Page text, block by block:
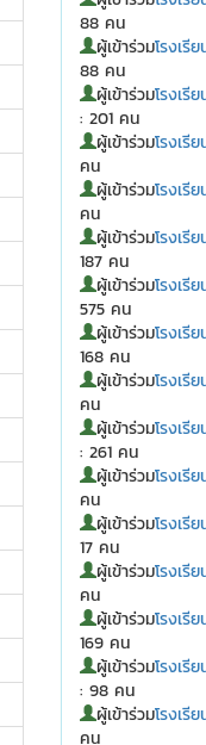
88 คน
ผู้เข้าร่วมโรงเรี
88 คน
ผู้เข้าร่วมโรงเรี
: 201 คน
ผู้เข้าร่วมโรงเรี
คน
ผู้เข้าร่วมโรงเรี
คน
ผู้เข้าร่วมโรงเรี
187 คน
ผู้เข้าร่วมโรงเรี
575 คน
ผู้เข้าร่วมโรงเรี
168 คน
ผู้เข้าร่วมโรงเรี
คน
ผู้เข้าร่วมโรงเรี
: 261 คน
ผู้เข้าร่วมโรงเรี
คน
ผู้เข้าร่วมโรงเรี
17 คน
ผู้เข้าร่วมโรงเรี
คน
ผู้เข้าร่วมโรงเรี
169 คน
ผู้เข้าร่วมโรงเรี
: 98 คน
ผู้เข้าร่วมโรงเรี
คน